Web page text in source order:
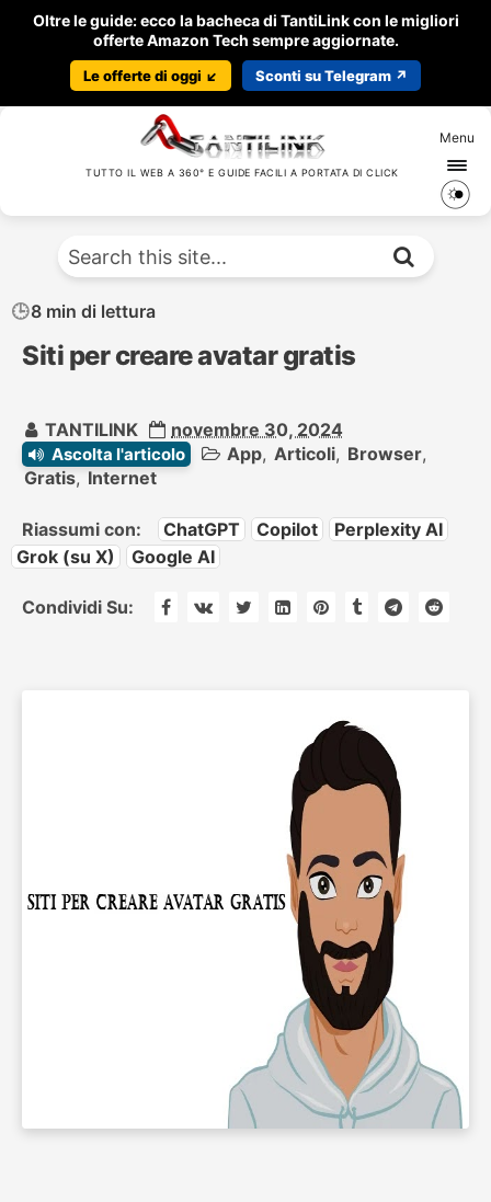
Oltre le guide: ecco la bacheca di TantiLink con le migliori
offerte Amazon Tech sempre aggiornate.
Le offerte di oggi ↙️ Sconti su Telegram ↗️
Menu
TUTTO IL WEB A 360° E GUIDE FACILI A PORTATA DI CLICK
8 min di lettura
Siti per creare avatar gratis
TANTILINK novembre 30, 2024
Ascolta l'articolo App, Articoli, Browser,
Gratis, Internet
Riassumi con: ChatGPT Copilot
Perplexity AI
Grok (su X)
Google AI
Condividi Su: